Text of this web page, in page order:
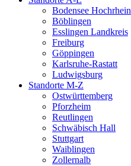
Bodensee Hochrhein
Böblingen
Esslingen Landkreis
Freiburg
Göppingen
Karlsruhe-Rastatt
Ludwigsburg
Standorte M-Z
Ostwürttemberg
Pforzheim
Reutlingen
Schwäbisch Hall
Stuttgart
Waiblingen
Zollernalb